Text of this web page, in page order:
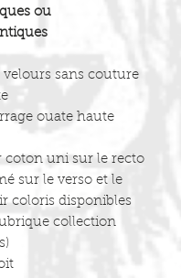
ou
sans couture
ouate haute
coton uni sur le recto
sur le verso et le
coloris disponibles
collection